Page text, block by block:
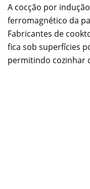
A cocção por
ferromagnético da
Fabricantes de
fica sob superfícies
permitindo cozinhar